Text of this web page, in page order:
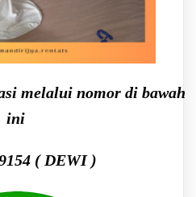
melalui nomor di bawah
ini
( DEWI )